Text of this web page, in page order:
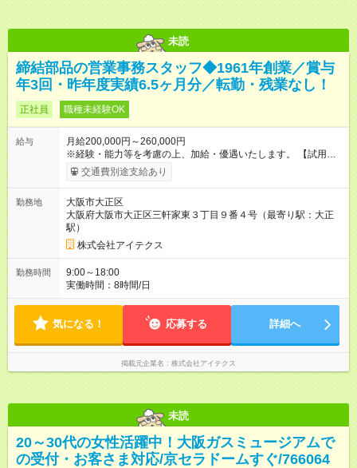
未読
締結部品の営業事務スタッフ◆1961年創業／賞与
年3回・昨年度実績6.5ヶ月分／転勤・残業なし！
正社員 職種未経験OK
給与
月給200,000円～260,000円
※経験・能力等を考慮の上、加給・優遇いたします。 【試用期
間】試用期間あり 試用期間の長さ：3ヶ月 雇用形態、給与は本
採用時と同じです。
交通費別途支給あり
勤務地
大阪市大正区
大阪府大阪市大正区三軒家東３丁目９番４号（最寄り駅：大正
駅）
株式会社アイテクス
勤務時間
9:00～18:00
実働時間：8時間/日
気になる！ 応募する 詳細へ
掲載元企業名 株式会社アイテクス
未読
20～30代の女性活躍中！大阪ガスミュージアムで
の受付・お客さま対応/京セラドームすぐ/766064